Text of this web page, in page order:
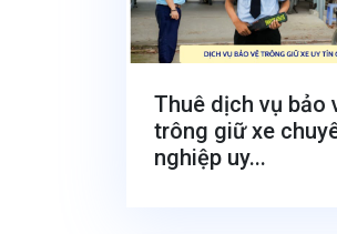
Thuê dịch vụ bảo
trông giữ xe
nghiệp uy...